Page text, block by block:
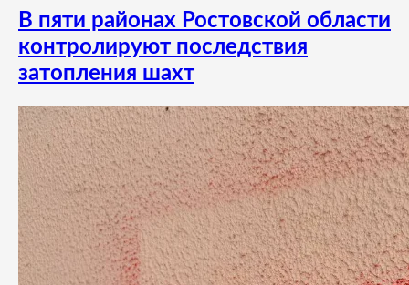
В пяти районах Ростовской области
контролируют последствия
затопления шахт